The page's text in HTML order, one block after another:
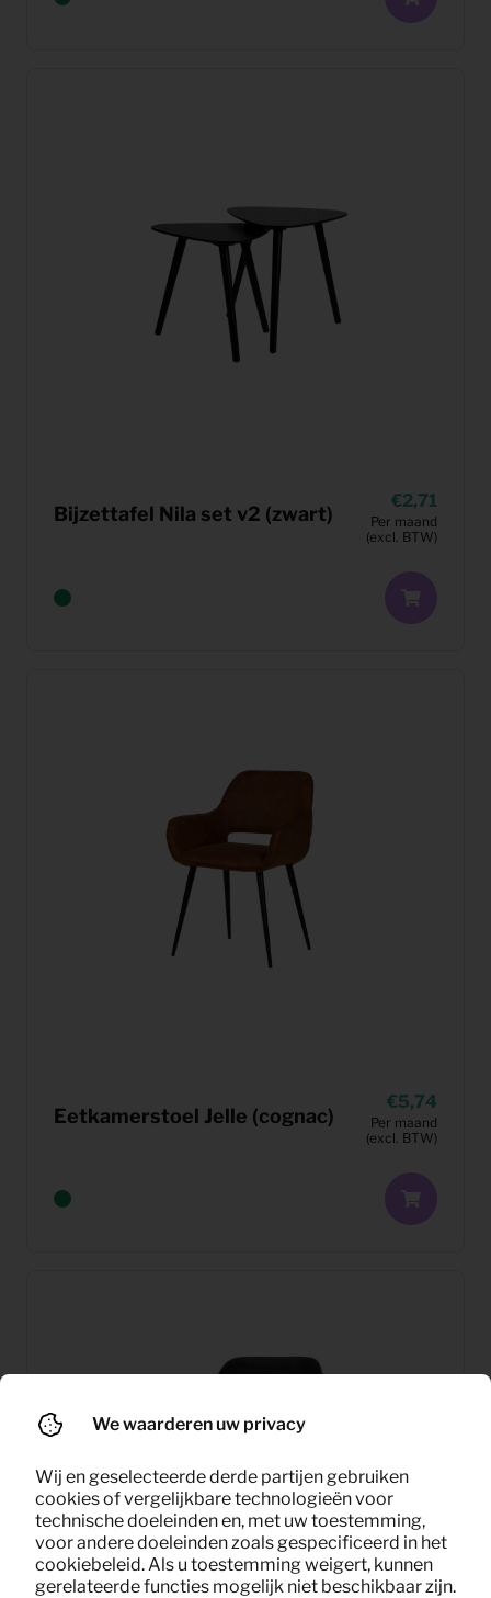
Bijzettafel Nila set v2 (zwart)
2,71
Per maand
(excl. BTW)
Eetkamerstoel Jelle (cognac)
5,74
Per maand
(excl. BTW)
We waarderen uw privacy
Wij en geselecteerde derde partijen gebruiken
cookies of vergelijkbare technologieën voor
technische doeleinden en, met uw toestemming,
voor andere doeleinden zoals gespecificeerd in het
cookiebeleid. Als u toestemming weigert, kunnen
gerelateerde functies mogelijk niet beschikbaar zijn.